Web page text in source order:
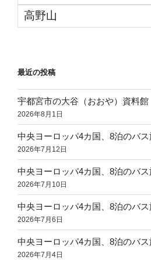
高野山
最近の投稿
宇都宮市の大谷（おおや）資料館
2026年8月1日
中央ヨーロッパ4カ国、8泊のバ
2026年7月12日
中央ヨーロッパ4カ国、8泊のバ
2026年7月10日
中央ヨーロッパ4カ国、8泊のバ
2026年7月6日
中央ヨーロッパ4カ国、8泊のバ
2026年7月4日